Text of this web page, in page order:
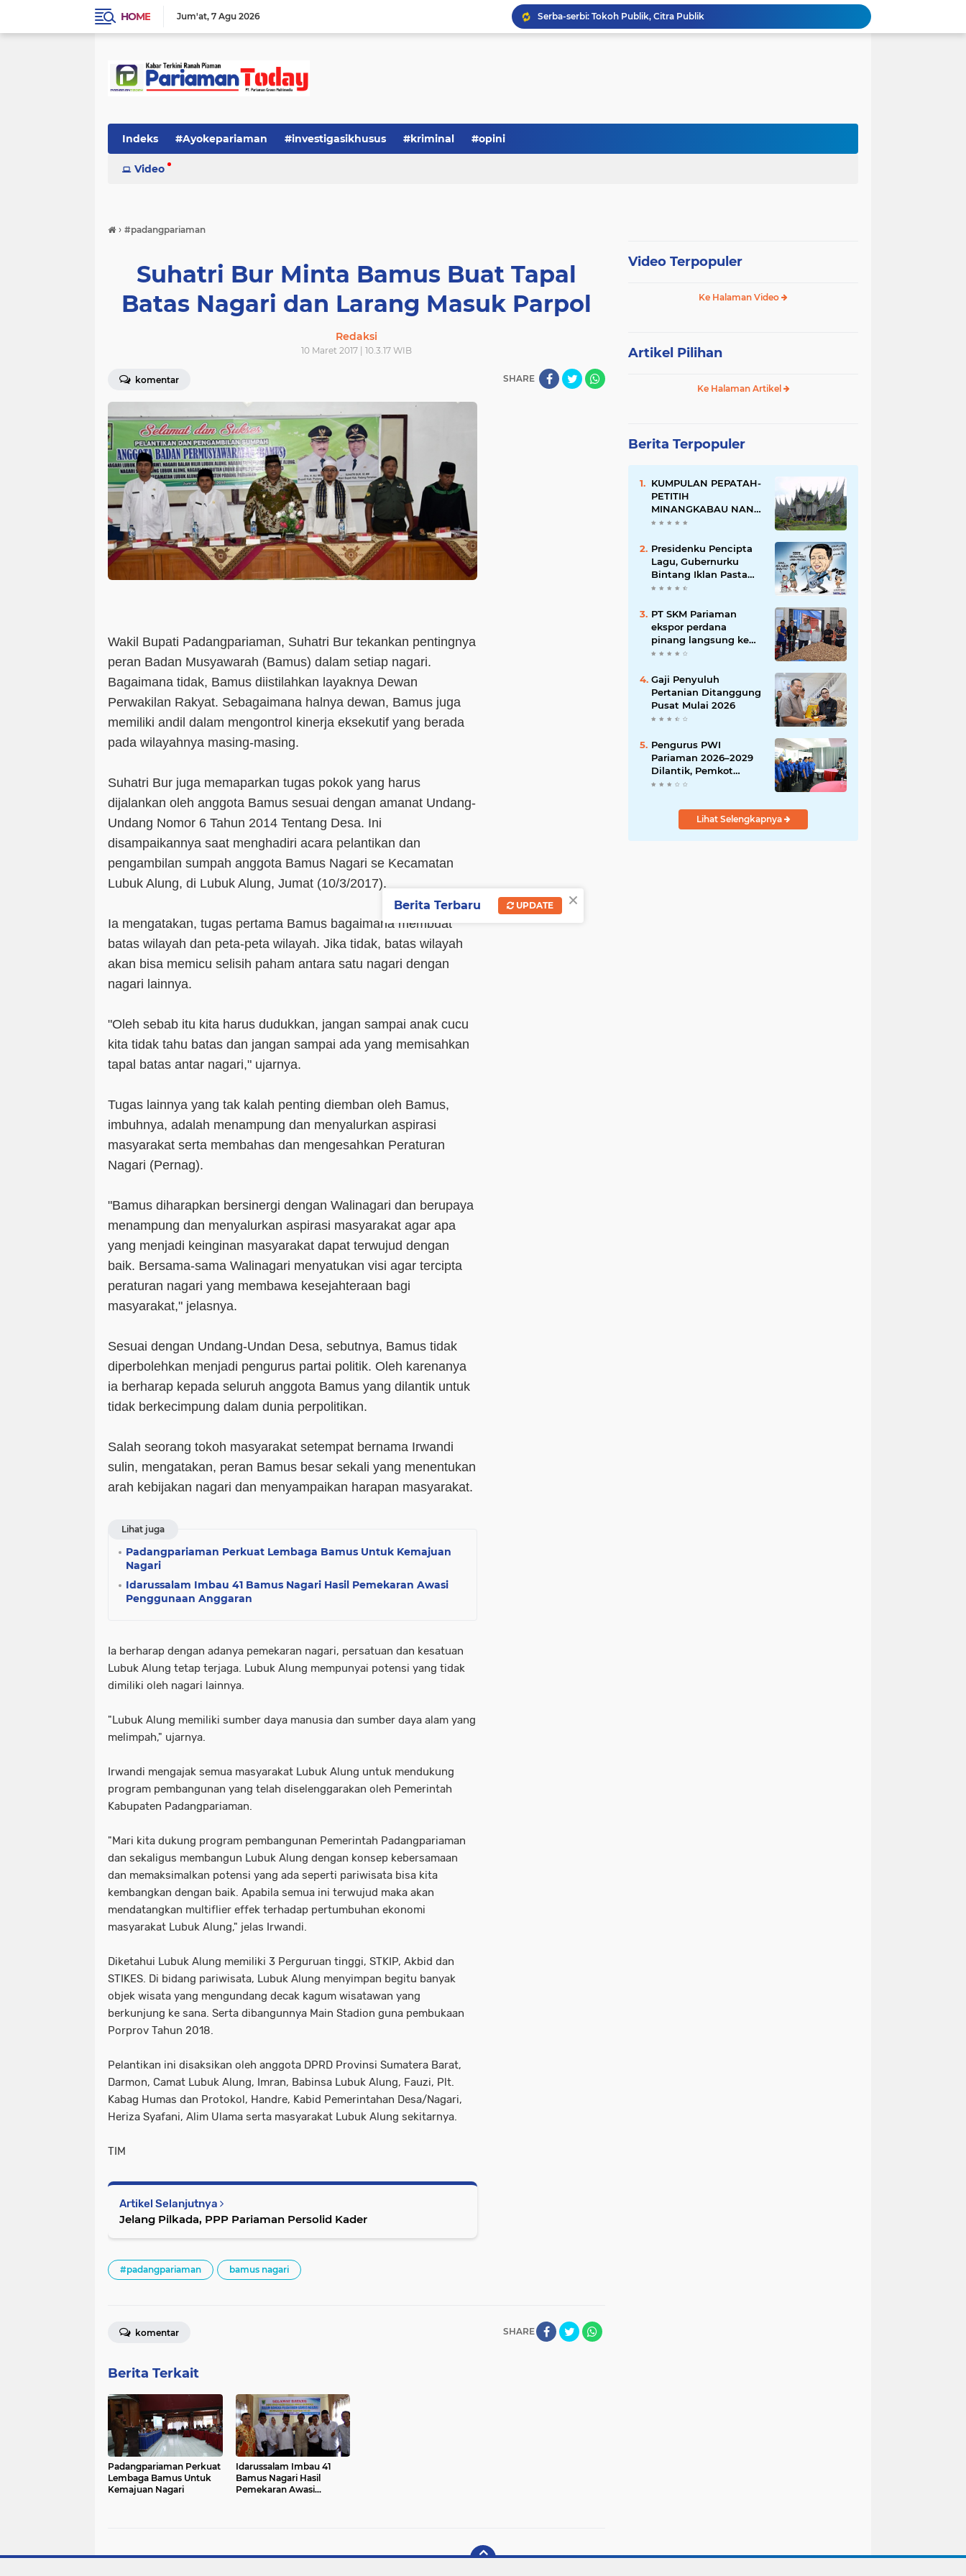
HOME Jum'at 7 Agu 2026
Wali Kota Pariaman Hadiri Penguatan Relawan Pancasila, Tekankan Implementasi Nilai Pancasila dalam Pelayanan Publik
Tingkatkan Mutu Pelayanan, Pemko Pariaman Gandeng RSUP Dr. M. Djamil Padang
Indeks #Ayokepariaman #investigasikhusus #kriminal #opini
Video
› #padangpariaman
Suhatri Bur Minta Bamus Buat Tapal
Batas Nagari dan Larang Masuk Parpol
Redaksi
10 Maret 2017 | 10.3.17 WIB
komentar SHARE
Wakil Bupati Padangpariaman, Suhatri Bur tekankan pentingnya
peran Badan Musyawarah (Bamus) dalam setiap nagari.
Bagaimana tidak, Bamus diistilahkan layaknya Dewan
Perwakilan Rakyat. Sebagaimana halnya dewan, Bamus juga
memiliki andil dalam mengontrol kinerja eksekutif yang berada
pada wilayahnya masing-masing.
Suhatri Bur juga memaparkan tugas pokok yang harus
dijalankan oleh anggota Bamus sesuai dengan amanat Undang-
Undang Nomor 6 Tahun 2014 Tentang Desa. Ini
disampaikannya saat menghadiri acara pelantikan dan
pengambilan sumpah anggota Bamus Nagari se Kecamatan
Lubuk Alung, di Lubuk Alung, Jumat (10/3/2017).
Ia mengatakan, tugas pertama Bamus bagaimana membuat
batas wilayah dan peta-peta wilayah. Jika tidak, batas wilayah
akan bisa memicu selisih paham antara satu nagari dengan
nagari lainnya.
"Oleh sebab itu kita harus dudukkan, jangan sampai anak cucu
kita tidak tahu batas dan jangan sampai ada yang memisahkan
tapal batas antar nagari," ujarnya.
Tugas lainnya yang tak kalah penting diemban oleh Bamus,
imbuhnya, adalah menampung dan menyalurkan aspirasi
masyarakat serta membahas dan mengesahkan Peraturan
Nagari (Pernag).
"Bamus diharapkan bersinergi dengan Walinagari dan berupaya
menampung dan menyalurkan aspirasi masyarakat agar apa
yang menjadi keinginan masyarakat dapat terwujud dengan
baik. Bersama-sama Walinagari menyatukan visi agar tercipta
peraturan nagari yang membawa kesejahteraan bagi
masyarakat," jelasnya.
Sesuai dengan Undang-Undan Desa, sebutnya, Bamus tidak
diperbolehkan menjadi pengurus partai politik. Oleh karenanya
ia berharap kepada seluruh anggota Bamus yang dilantik untuk
tidak berkecimpung dalam dunia perpolitikan.
Salah seorang tokoh masyarakat setempat bernama Irwandi
sulin, mengatakan, peran Bamus besar sekali yang menentukan
arah kebijakan nagari dan menyampaikan harapan masyarakat.
Lihat juga
Padangpariaman Perkuat Lembaga Bamus Untuk Kemajuan
Nagari
Idarussalam Imbau 41 Bamus Nagari Hasil Pemekaran Awasi
Penggunaan Anggaran
Ia berharap dengan adanya pemekaran nagari, persatuan dan kesatuan
Lubuk Alung tetap terjaga. Lubuk Alung mempunyai potensi yang tidak
dimiliki oleh nagari lainnya.
"Lubuk Alung memiliki sumber daya manusia dan sumber daya alam yang
melimpah," ujarnya.
Irwandi mengajak semua masyarakat Lubuk Alung untuk mendukung
program pembangunan yang telah diselenggarakan oleh Pemerintah
Kabupaten Padangpariaman.
"Mari kita dukung program pembangunan Pemerintah Padangpariaman
dan sekaligus membangun Lubuk Alung dengan konsep kebersamaan
dan memaksimalkan potensi yang ada seperti pariwisata bisa kita
kembangkan dengan baik. Apabila semua ini terwujud maka akan
mendatangkan multiflier effek terhadap pertumbuhan ekonomi
masyarakat Lubuk Alung," jelas Irwandi.
Diketahui Lubuk Alung memiliki 3 Perguruan tinggi, STKIP, Akbid dan
STIKES. Di bidang pariwisata, Lubuk Alung menyimpan begitu banyak
objek wisata yang mengundang decak kagum wisatawan yang
berkunjung ke sana. Serta dibangunnya Main Stadion guna pembukaan
Porprov Tahun 2018.
Pelantikan ini disaksikan oleh anggota DPRD Provinsi Sumatera Barat,
Darmon, Camat Lubuk Alung, Imran, Babinsa Lubuk Alung, Fauzi, Plt.
Kabag Humas dan Protokol, Handre, Kabid Pemerintahan Desa/Nagari,
Heriza Syafani, Alim Ulama serta masyarakat Lubuk Alung sekitarnya.
TIM
Artikel Selanjutnya
Jelang Pilkada, PPP Pariaman Persolid Kader
#padangpariaman bamus nagari
SHARE
komentar
Berita Terkait
Padangpariaman Perkuat
Lembaga Bamus Untuk
Kemajuan Nagari
Idarussalam Imbau 41
Bamus Nagari Hasil
Pemekaran Awasi
Video Terpopuler
Ke Halaman Video
Artikel Pilihan
Ke Halaman Artikel
Berita Terpopuler
KUMPULAN PEPATAH-
PETITIH
MINANGKABAU NAN
ELOK
Presidenku Pencipta
Lagu, Gubernurku
Bintang Iklan Pasta
Gigi
PT SKM Pariaman
ekspor perdana
pinang langsung ke
India
Gaji Penyuluh
Pertanian Ditanggung
Pusat Mulai 2026
Pengurus PWI
Pariaman 2026–2029
Dilantik, Pemkot
Tekankan Sinergi dan
Lihat Selengkapnya
×
Berita Terbaru UPDATE